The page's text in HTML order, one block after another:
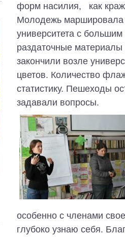
форм насилия, как
Молодежь маршировала
университета с
раздаточные
закончили возле
цветов. Количество
статистику. Пешеходы
задавали вопросы.
особенно с членами
глубоко узнаю себя.